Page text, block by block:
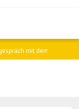
mit dem